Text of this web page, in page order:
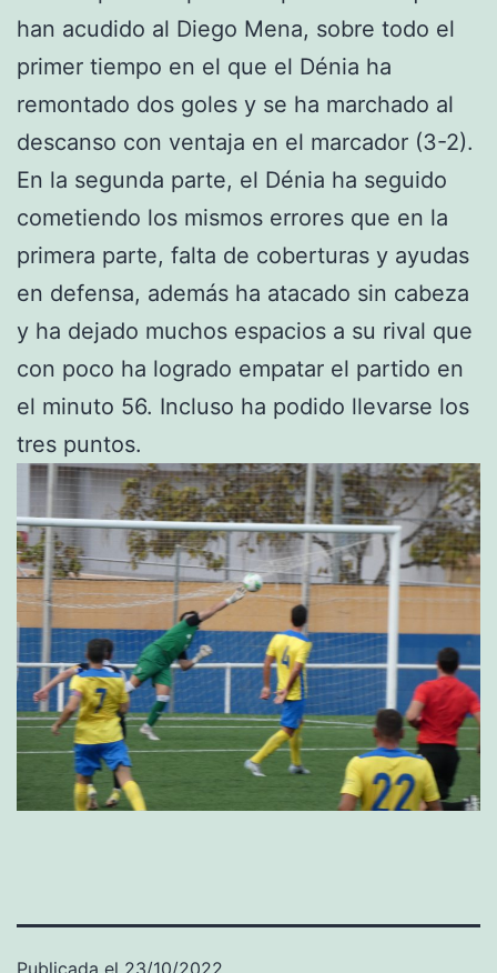
han acudido al Diego Mena, sobre todo el
primer tiempo en el que el Dénia ha
remontado dos goles y se ha marchado al
descanso con ventaja en el marcador (3-2).
En la segunda parte, el Dénia ha seguido
cometiendo los mismos errores que en la
primera parte, falta de coberturas y ayudas
en defensa, además ha atacado sin cabeza
y ha dejado muchos espacios a su rival que
con poco ha logrado empatar el partido en
el minuto 56. Incluso ha podido llevarse los
tres puntos.